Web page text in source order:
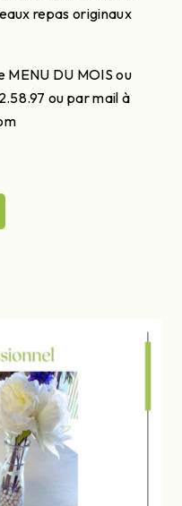
repas originaux
MENU DU MOIS ou
ou par mail à